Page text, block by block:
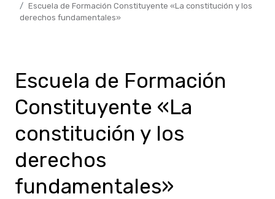
Escuela de Formación Constituyente «La constitución y los
derechos fundamentales»
Escuela de Formación
Constituyente «La
constitución y los
derechos
fundamentales»